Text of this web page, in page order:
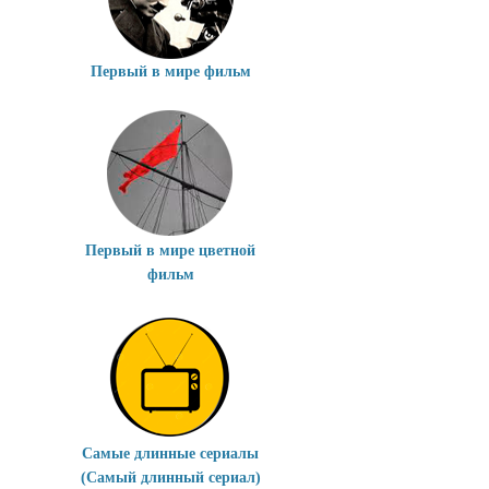
Первый в мире фильм
Первый в мире цветной
фильм
Самые длинные сериалы
(Самый длинный сериал)